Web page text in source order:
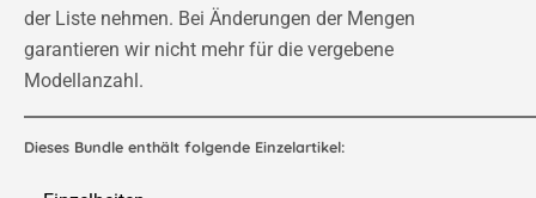
der Liste nehmen. Bei Änderungen der Mengen
garantieren wir nicht mehr für die vergebene
Modellanzahl.
Dieses Bundle enthält folgende Einzelartikel: